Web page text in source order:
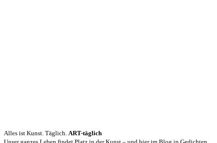
Alles ist Kunst. Täglich. ART-täglich